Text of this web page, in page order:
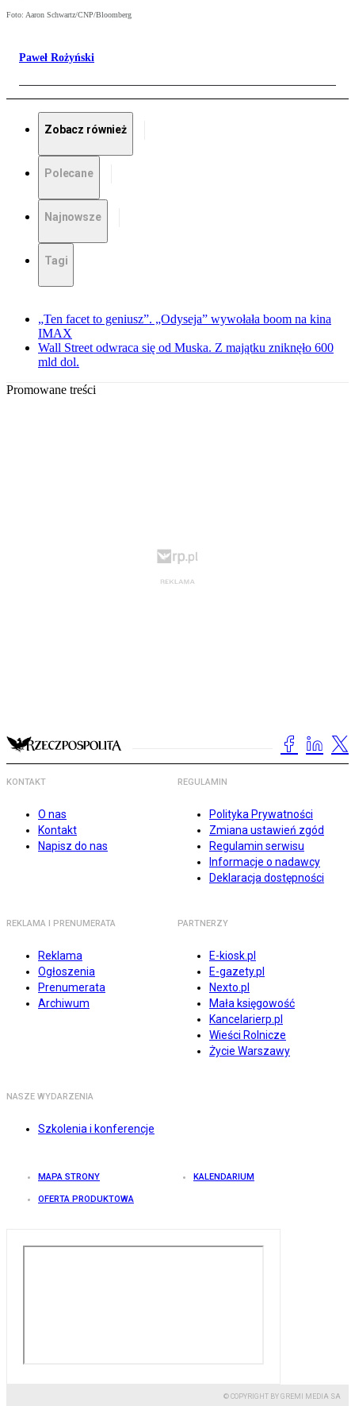
Foto: Aaron Schwartz/CNP/Bloomberg
Paweł Rożyński
Zobacz również
Polecane
Najnowsze
Tagi
„Ten facet to geniusz”. „Odyseja” wywołała boom na kina
IMAX
Wall Street odwraca się od Muska. Z majątku zniknęło 600
mld dol.
Promowane treści
KONTAKT
O nas
Kontakt
Napisz do nas
REGULAMIN
Polityka Prywatności
Zmiana ustawień zgód
Regulamin serwisu
Informacje o nadawcy
Deklaracja dostępności
REKLAMA I PRENUMERATA
Reklama
Ogłoszenia
Prenumerata
Archiwum
PARTNERZY
E-kiosk.pl
E-gazety.pl
Nexto.pl
Mała księgowość
Kancelarierp.pl
Wieści Rolnicze
Życie Warszawy
NASZE WYDARZENIA
Szkolenia i konferencje
MAPA STRONY KALENDARIUM
OFERTA PRODUKTOWA
© COPYRIGHT BY GREMI MEDIA SA